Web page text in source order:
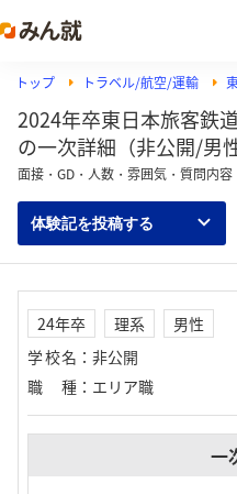
トップ トラベル/航空/運輸
2024年卒東日本旅客鉄
の一次詳細（非公開/男
面接・GD・人数・雰囲気・質問内容
体験記を投稿する
24年卒 理系
男性
学校名 ： 非公開
職種 ： エリア職
一